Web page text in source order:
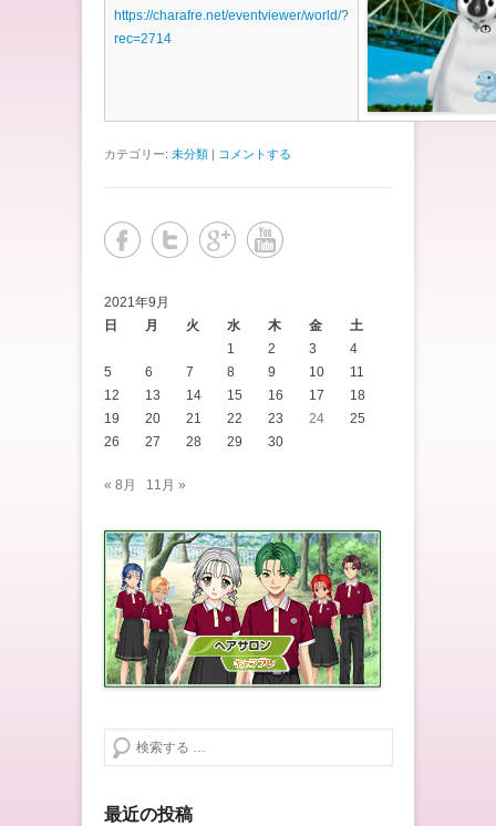
https://charafre.net/eventviewer/world/?
rec=2714
カテゴリー: 未分類 | コメントする
2021年9月
日
月 火 水 木 金
土
1
2 3
4
5
6 7 8 9 10
11
12
13 14 15 16 17
18
19
20 21 22 23 24
25
26
27 28 29 30
« 8月 11月 »
検索する
最近の投稿